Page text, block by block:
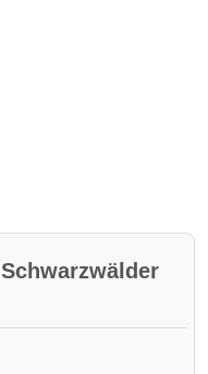
Schwarzwälder